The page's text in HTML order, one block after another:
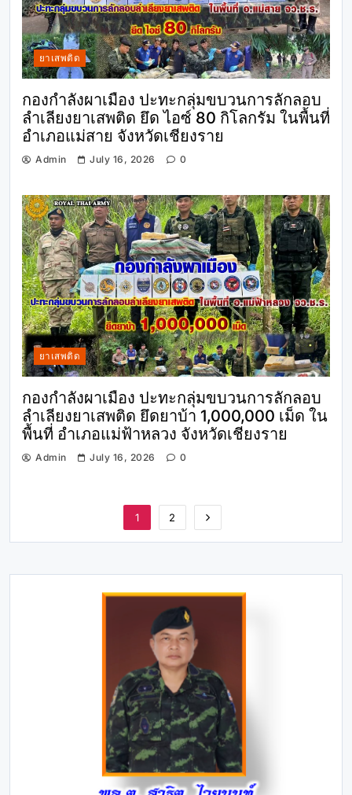
ยาเสพติด
กองกำลังผาเมือง ปะทะกลุ่มขบวนการลักลอบ
ลำเลียงยาเสพติด ยึด ไอซ์ 80 กิโลกรัม ในพื้นที่
อำเภอแม่สาย จังหวัดเชียงราย
Admin July 16, 2026 0
ยาเสพติด
กองกำลังผาเมือง ปะทะกลุ่มขบวนการลักลอบ
ลำเลียงยาเสพติด ยึดยาบ้า 1,000,000 เม็ด ใน
พื้นที่ อำเภอแม่ฟ้าหลวง จังหวัดเชียงราย
Admin July 16, 2026 0
1 2